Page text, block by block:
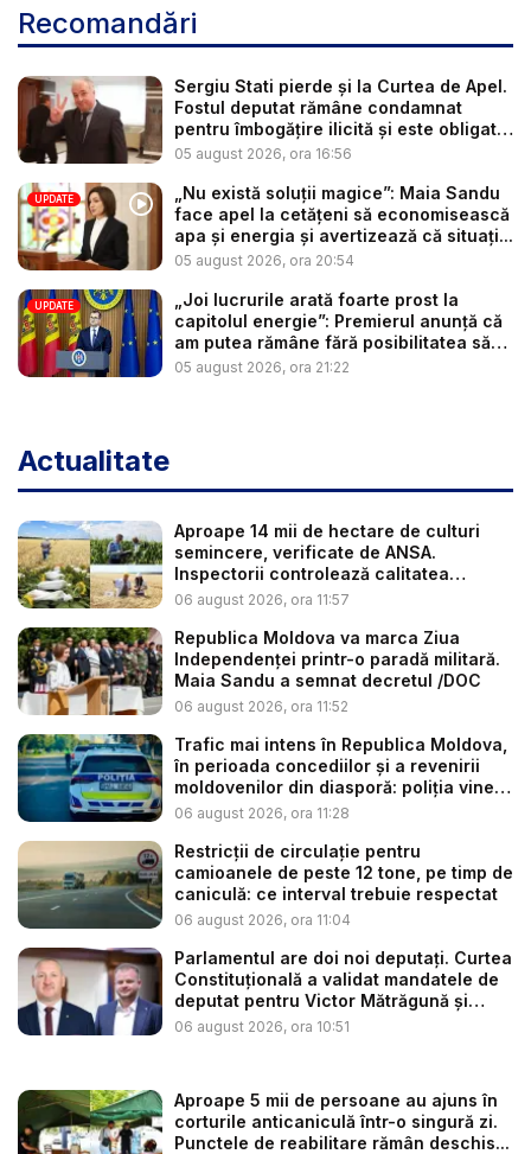
Recomandări
Sergiu Stati pierde și la Curtea de Apel.
Fostul deputat rămâne condamnat
pentru îmbogățire ilicită și este obligat
...
05 august 2026, ora 16:56
UPDATE
„Nu există soluții magice”: Maia Sandu
face apel la cetățeni să economisească
apa și energia și avertizează că situați...
05 august 2026, ora 20:54
UPDATE
„Joi lucrurile arată foarte prost la
capitolul energie”: Premierul anunță că
am putea rămâne fără posibilitatea să
c...
05 august 2026, ora 21:22
Actualitate
Aproape 14 mii de hectare de culturi
semincere, verificate de ANSA.
Inspectorii controlează calitatea
semin...
06 august 2026, ora 11:57
Republica Moldova va marca Ziua
Independenței printr-o paradă militară.
Maia Sandu a semnat decretul /DOC
06 august 2026, ora 11:52
Trafic mai intens în Republica Moldova,
în perioada concediilor și a revenirii
moldovenilor din diasporă: poliția vine
c...
06 august 2026, ora 11:28
Restricții de circulație pentru
camioanele de peste 12 tone, pe timp de
caniculă: ce interval trebuie respectat
06 august 2026, ora 11:04
Parlamentul are doi noi deputați. Curtea
Constituțională a validat mandatele de
deputat pentru Victor Mătrăgună și
Rom...
06 august 2026, ora 10:51
Aproape 5 mii de persoane au ajuns în
corturile anticaniculă într-o singură zi.
Punctele de reabilitare rămân deschis...